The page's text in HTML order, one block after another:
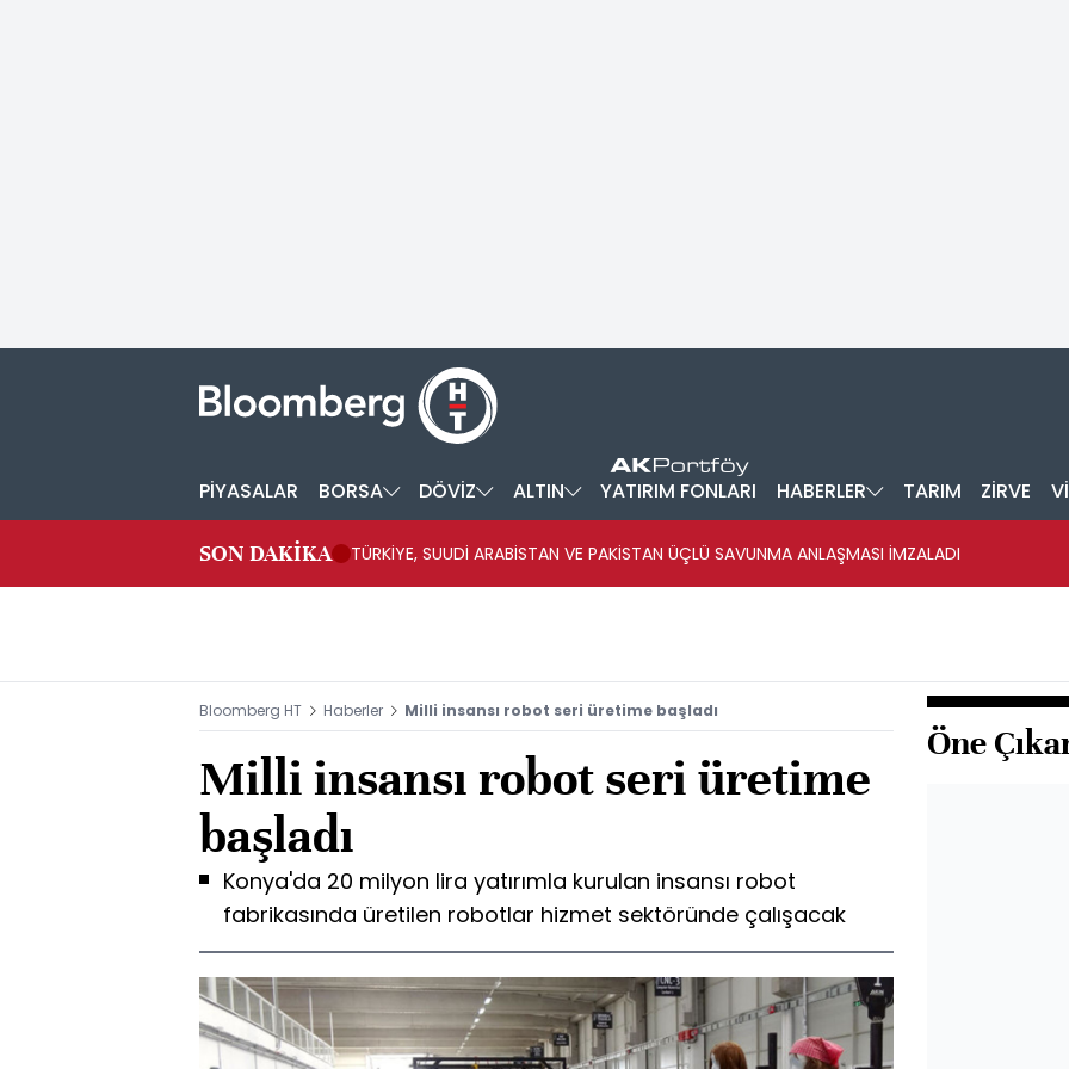
PİYASALAR BORSA DÖVİZ ALTIN YATIRIM FONLARI HABERLER TARIM ZİRVE
SON DAKİKA TÜRKİYE, SUUDİ ARABİSTAN VE PAKİSTAN ÜÇLÜ SAVUNMA ANLAŞMASI İMZALADI
Bloomberg HT Haberler Milli insansı robot seri üretime başladı
Milli insansı robot seri üretime
başladı
Konya'da 20 milyon lira yatırımla kurulan insansı robot
fabrikasında üretilen robotlar hizmet sektöründe çalışacak
Öne